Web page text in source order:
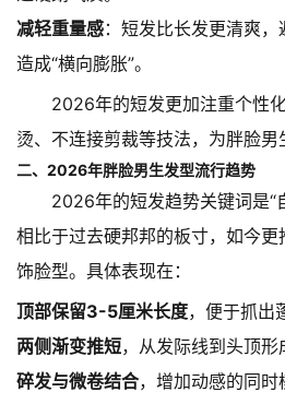
减轻重量感：短发比长发更清爽
造成“横向膨胀”。
2026年的短发更加注重个性
烫、不连接剪裁等技法，为胖脸男
二、2026年胖脸男生发型流行趋势
2026年的短发趋势关键词是“
相比于过去硬邦邦的板寸，如今
饰脸型。具体表现在：
顶部保留3-5厘米长度，便于抓出
两侧渐变推短，从发际线到头顶形
碎发与微卷结合，增加动感的同时